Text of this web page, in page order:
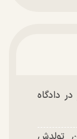
دادگاه